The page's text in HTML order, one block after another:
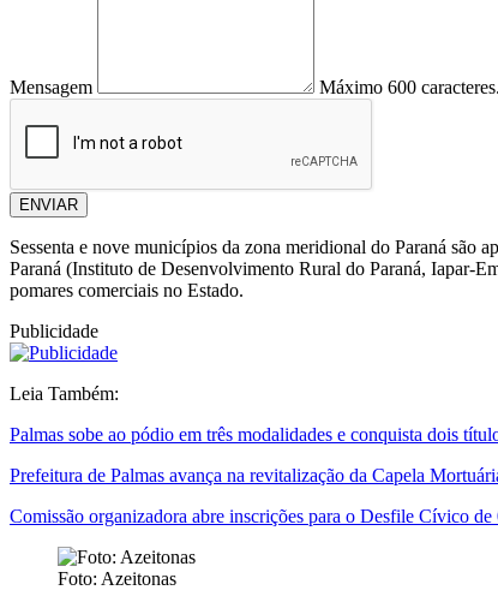
Mensagem Máximo 600 caracteres.
ENVIAR
Sessenta e nove municípios da zona meridional do Paraná
Paraná (Instituto de Desenvolvimento Rural do Paraná, Iapar-
pomares comerciais no Estado.
Publicidade
Leia Também:
Palmas sobe ao pódio em três modalidades e conquista dois
Prefeitura de Palmas avança na revitalização da Capela
Comissão organizadora abre inscrições para o Desfile Cívico de
Foto: Azeitonas